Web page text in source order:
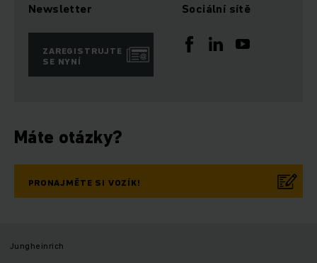
Newsletter
ZAREGISTRUJTE
SE NYNÍ
Sociální sítě
Máte otázky?
PRONAJMĚTE SI VOZÍK!
Jungheinrich